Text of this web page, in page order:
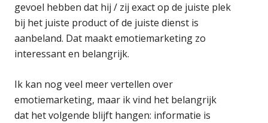
gevoel hebben dat hij / zij exact op de juiste plek
bij het juiste product of de juiste dienst is
aanbeland. Dat maakt emotiemarketing zo
interessant en belangrijk.
Ik kan nog veel meer vertellen over
emotiemarketing, maar ik vind het belangrijk
dat het volgende blijft hangen: informatie is